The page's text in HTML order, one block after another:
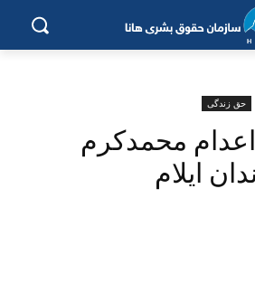
حق زندگی
محمدکرم
ایلام